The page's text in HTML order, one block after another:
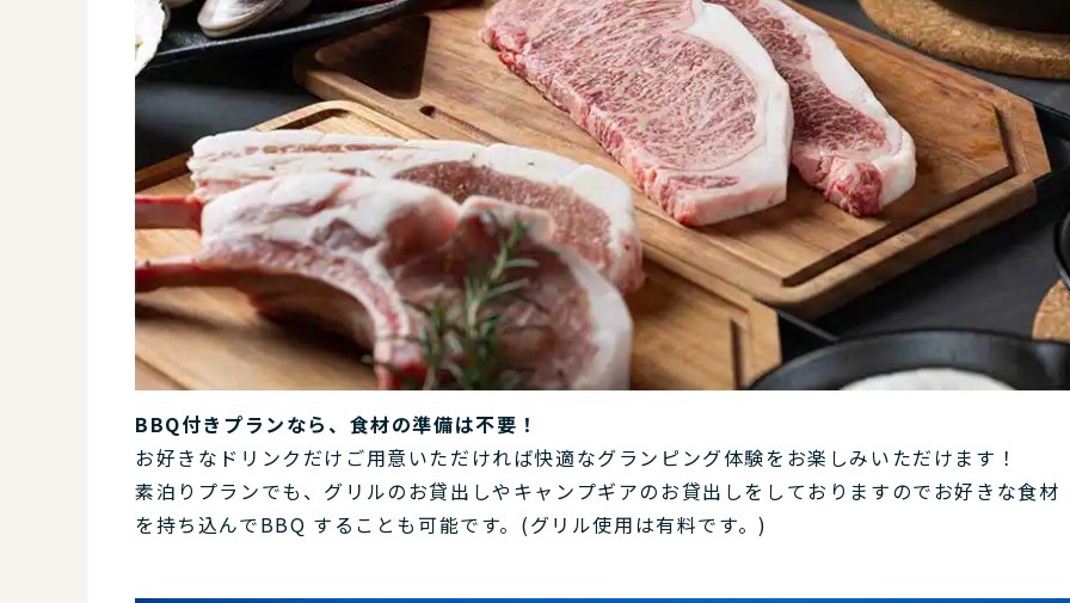
BBQ付きプランなら、食材の準備は不要！
お好きなドリンクだけご用意いただければ快適なグランピング体験をお楽しみいただけます！
素泊りプランでも、グリルのお貸出しやキャンプギアのお貸出しをしておりますのでお好きな食材
を持ち込んでBBQ することも可能です。(グリル使用は有料です。)